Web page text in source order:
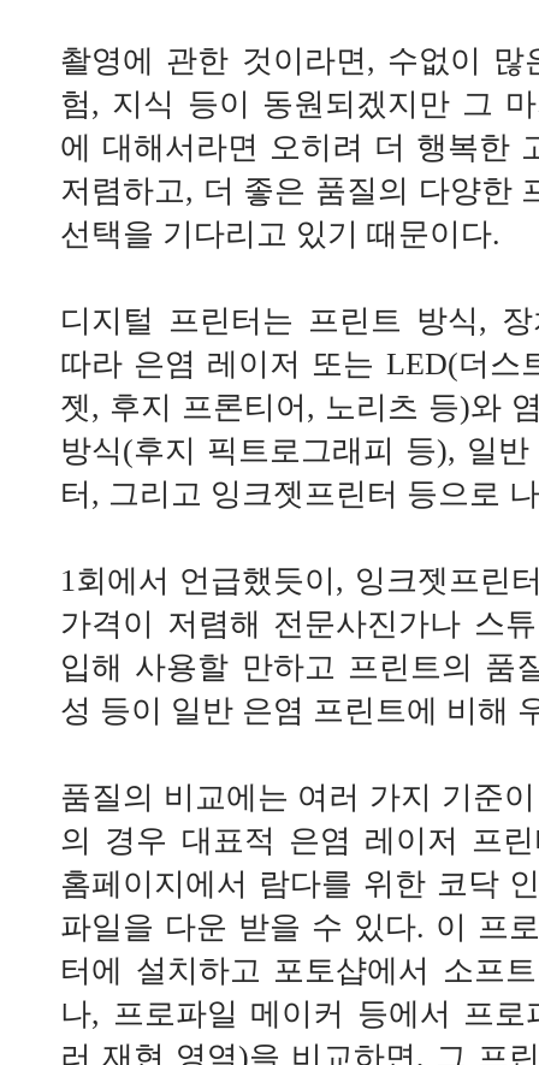
촬영에 관한 것이라면, 수없이
험, 지식 등이 동원되겠지만 그
에 대해서라면 오히려 더 행복한
저렴하고, 더 좋은 품질의 다양한
선택을 기다리고 있기 때문이다.
디지털 프린터는 프린트 방식,
따라 은염 레이저 또는 LED(더스
젯, 후지 프론티어, 노리츠 등)와
방식(후지 픽트로그래피 등), 일
터, 그리고 잉크젯프린터 등으로
1회에서 언급했듯이, 잉크젯프린
가격이 저렴해 전문사진가나 스
입해 사용할 만하고 프린트의 품
성 등이 일반 은염 프린트에 비해
품질의 비교에는 여러 가지 기준
의 경우 대표적 은염 레이저 프
홈페이지에서 람다를 위한 코닥
파일을 다운 받을 수 있다. 이 프
터에 설치하고 포토샵에서 소프
나, 프로파일 메이커 등에서 프로
러 재현 영역)을 비교하면, 그 프